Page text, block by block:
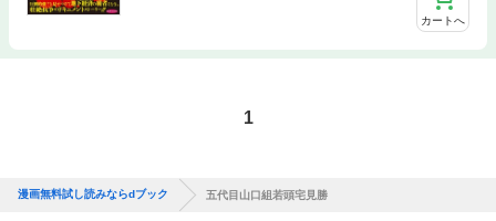
カートへ
1
漫画無料試し読みならdブック 五代目山口組若頭宅見勝